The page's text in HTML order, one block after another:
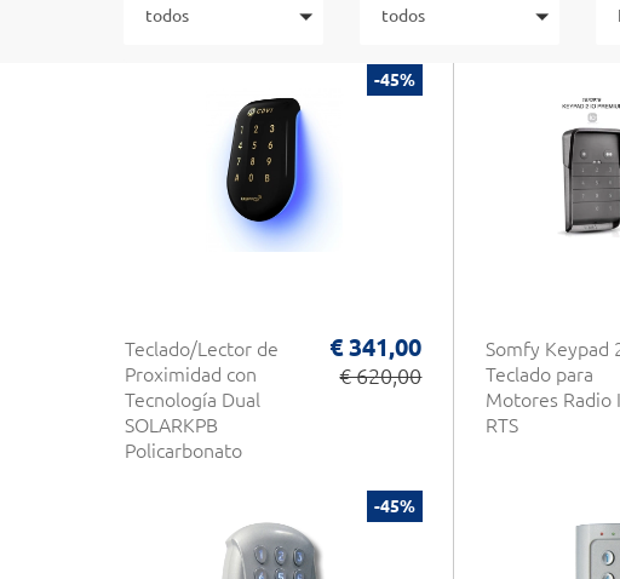
todos todos
-45%
Teclado/Lector de
Proximidad con
Tecnología Dual
SOLARKPB
Policarbonato
Wiegand 125Khz
Design Innovador
€ 341,00
€ 620,00
Somfy Keypad
Teclado para
Motores Radio
RTS
-45%